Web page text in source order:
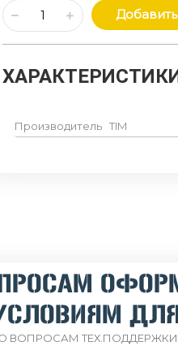
Производитель TIM
ВОПРОСАМ